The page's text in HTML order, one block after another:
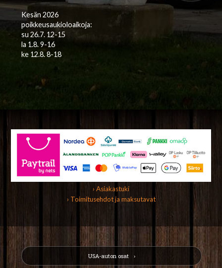
Kesän 2026
poikkeusaukioloaikoja:
su 26.7. 12-15
la 1.8. 9-16
ke 12.8. 8-18
› Asiakastuki
› Toimitusehdot ja maksutavat
USA-auton osat